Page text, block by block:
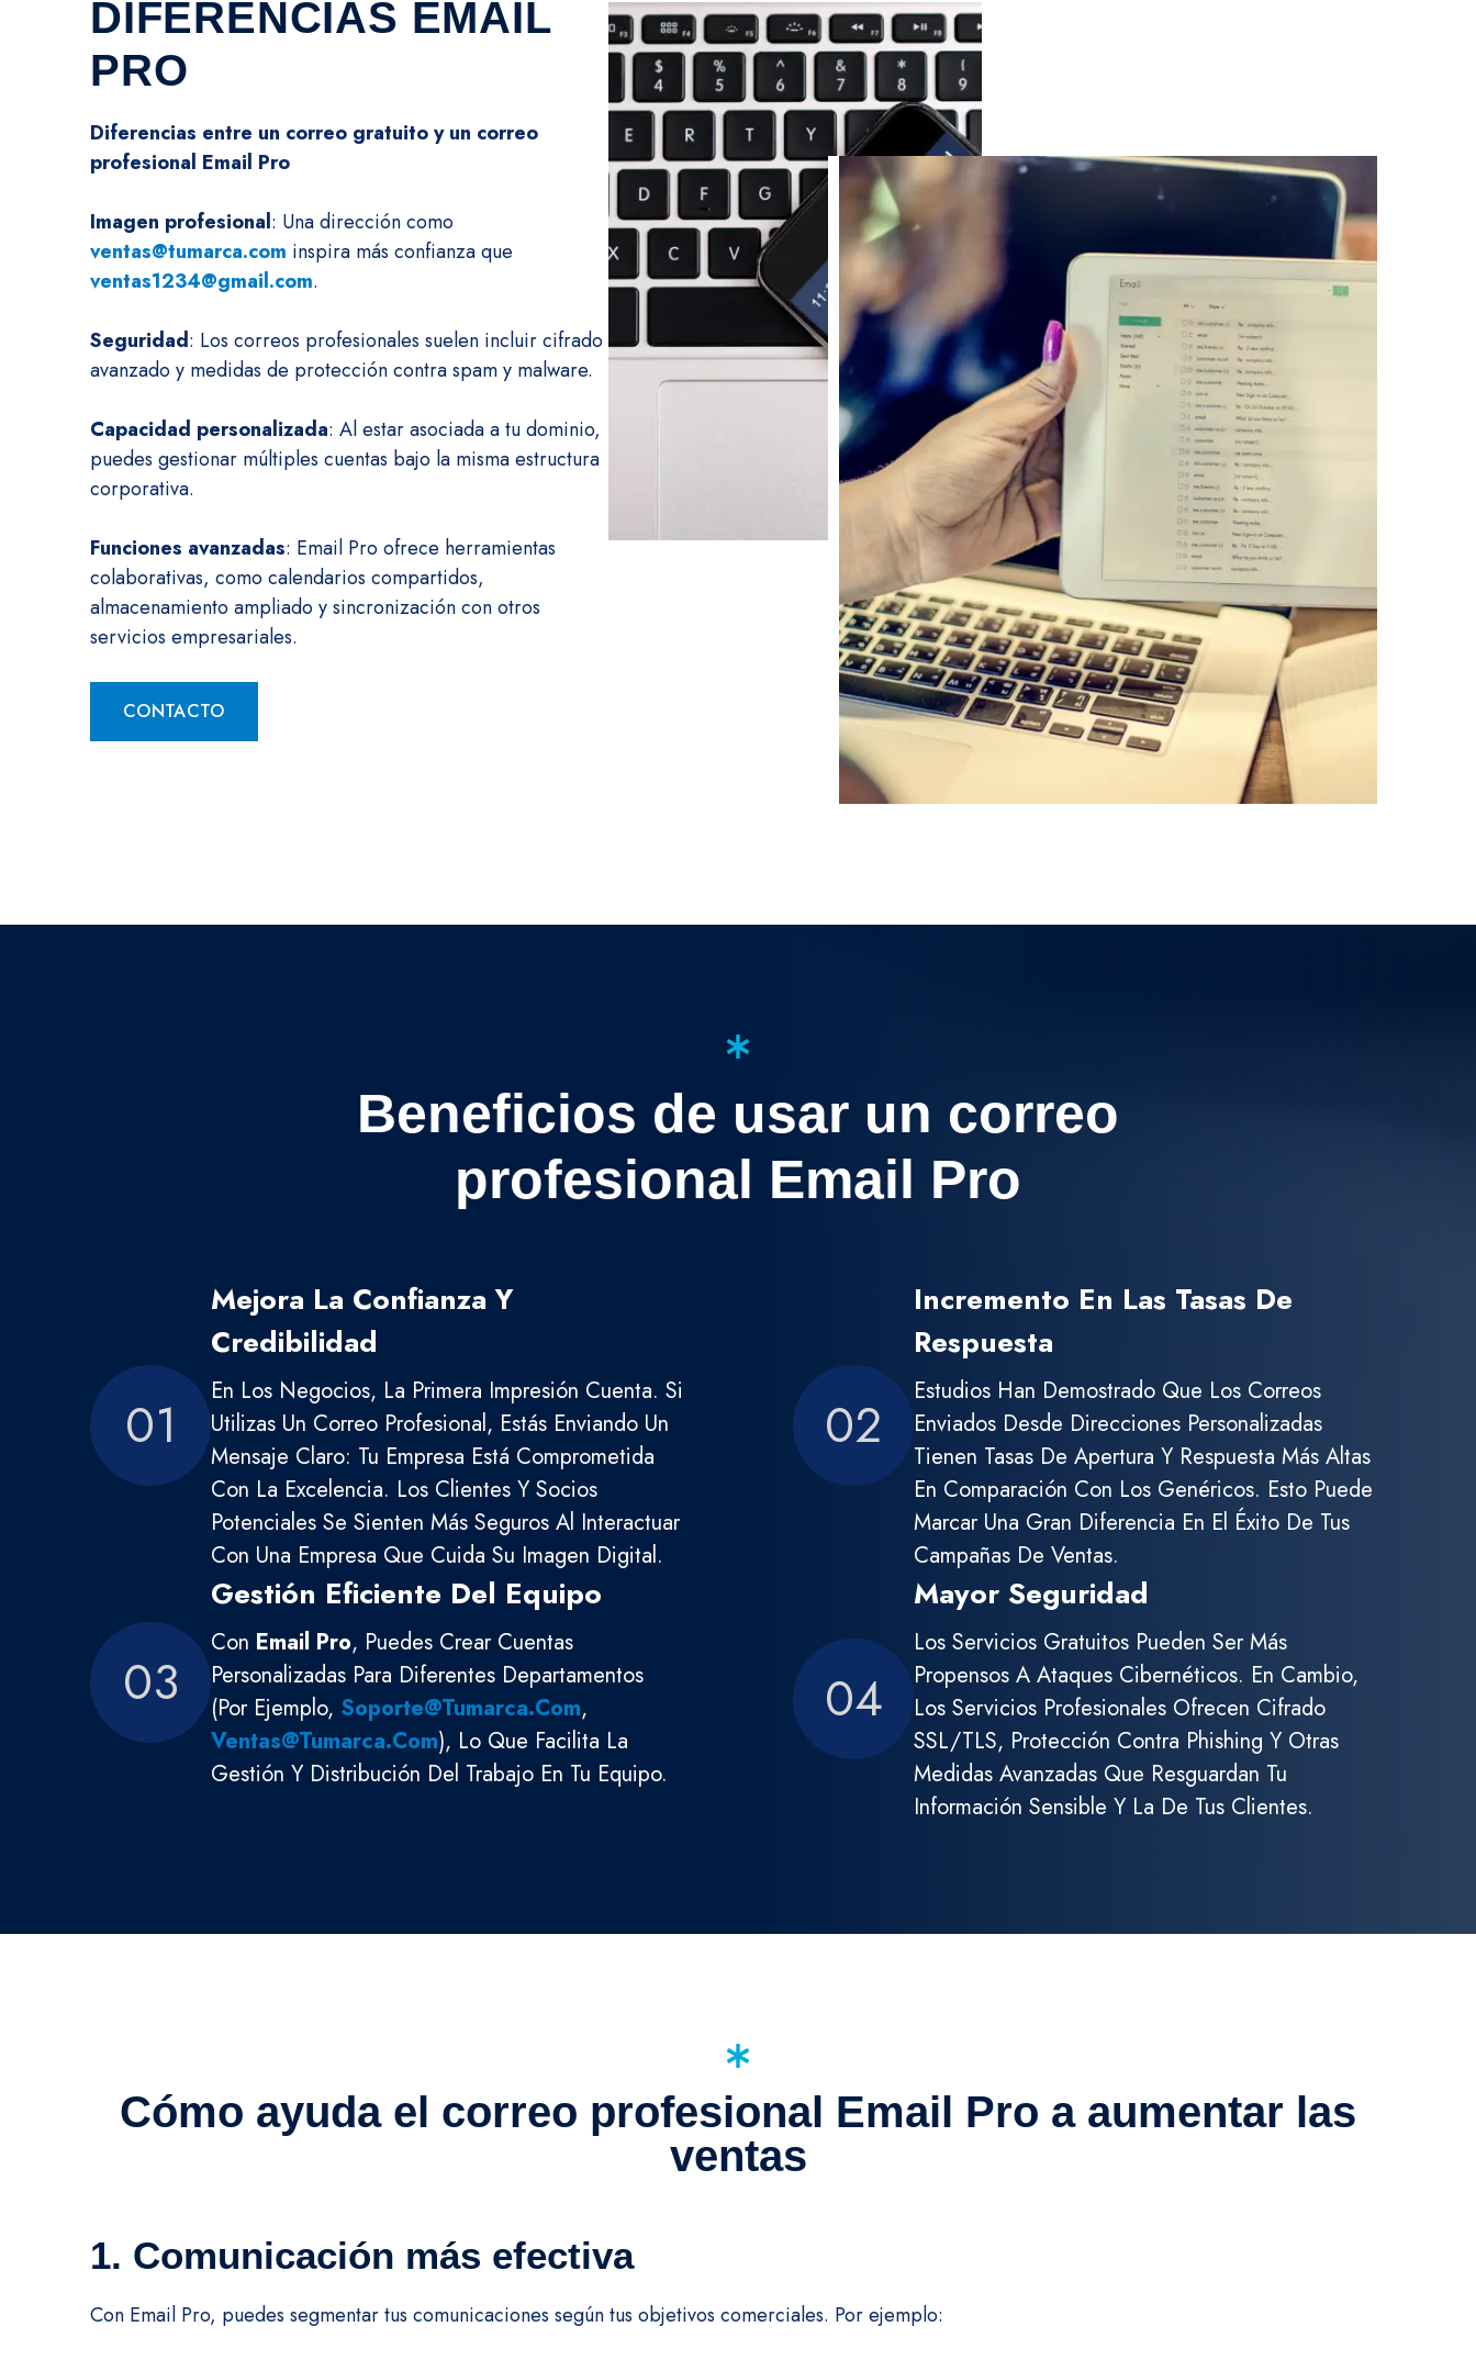
DIFERENCIAS EMAIL
PRO
Diferencias entre un correo gratuito y un correo
profesional Email Pro
Imagen profesional: Una dirección como
ventas@tumarca.com inspira más confianza que
ventas1234@gmail.com.
Seguridad: Los correos profesionales suelen incluir cifrado
avanzado y medidas de protección contra spam y malware.
Capacidad personalizada: Al estar asociada a tu dominio,
puedes gestionar múltiples cuentas bajo la misma estructura
corporativa.
Funciones avanzadas: Email Pro ofrece herramientas
colaborativas, como calendarios compartidos,
almacenamiento ampliado y sincronización con otros
servicios empresariales.
CONTACTO
Beneficios de usar un correo
profesional Email Pro
01
Mejora La Confianza Y
Credibilidad
En Los Negocios, La Primera Impresión Cuenta. Si
Utilizas Un Correo Profesional, Estás Enviando Un
Mensaje Claro: Tu Empresa Está Comprometida
Con La Excelencia. Los Clientes Y Socios
Potenciales Se Sienten Más Seguros Al Interactuar
Con Una Empresa Que Cuida Su Imagen Digital.
02
Incremento En Las Tasas De
Respuesta
Estudios Han Demostrado Que Los Correos
Enviados Desde Direcciones Personalizadas
Tienen Tasas De Apertura Y Respuesta Más Altas
En Comparación Con Los Genéricos. Esto Puede
Marcar Una Gran Diferencia En El Éxito De Tus
Campañas De Ventas.
03
Gestión Eficiente Del Equipo
Con Email Pro, Puedes Crear Cuentas
Personalizadas Para Diferentes Departamentos
(por Ejemplo, Soporte@tumarca.com,
Ventas@tumarca.com), Lo Que Facilita La
Gestión Y Distribución Del Trabajo En Tu Equipo.
04
Mayor Seguridad
Los Servicios Gratuitos Pueden Ser Más
Propensos A Ataques Cibernéticos. En Cambio,
Los Servicios Profesionales Ofrecen Cifrado
SSL/TLS, Protección Contra Phishing Y Otras
Medidas Avanzadas Que Resguardan Tu
Información Sensible Y La De Tus Clientes.
Cómo ayuda el correo profesional Email Pro a aumentar las
ventas
1. Comunicación más efectiva
Con Email Pro, puedes segmentar tus comunicaciones según tus objetivos comerciales. Por ejemplo: